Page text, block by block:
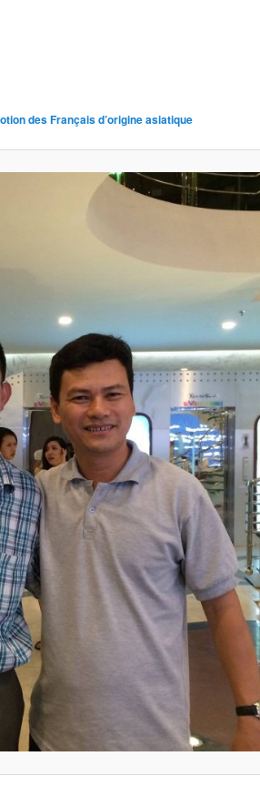
des Français d’origine asiatique